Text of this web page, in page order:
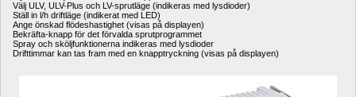
Välj ULV, ULV-Plus och LV-sprutläge (indikeras med lysdioder)
Ställ in l/h driftläge (indikerat med LED)
Ange önskad flödeshastighet (visas på displayen)
Bekräfta-knapp för det förvalda sprutprogrammet
Spray och sköljfunktionerna indikeras med lysdioder
Drifttimmar kan tas fram med en knapptryckning (visas på displayen)